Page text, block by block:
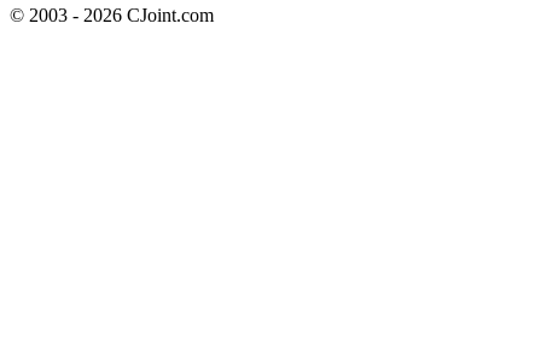
© 2003 - 2026 CJoint.com